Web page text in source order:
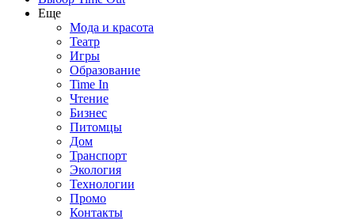
Еще
Мода и красота
Театр
Игры
Образование
Time In
Чтение
Бизнес
Питомцы
Дом
Транспорт
Экология
Технологии
Промо
Контакты